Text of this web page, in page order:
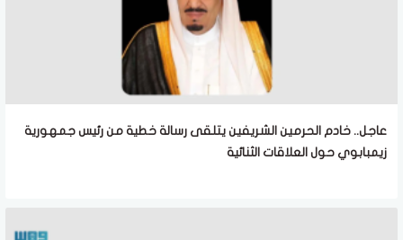
عاجل.. خادم الحرمين الشريفين يتلقى رسالة خطية من رئيس جمهورية
زيمبابوي حول العلاقات الثنائية